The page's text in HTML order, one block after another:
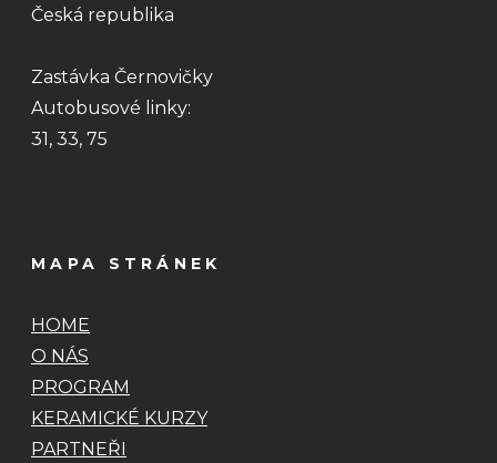
Česká republika
Zastávka Černovičky
Autobusové linky:
31, 33, 75
MAPA STRÁNEK
HOME
O NÁS
PROGRAM
KERAMICKÉ KURZY
PARTNEŘI